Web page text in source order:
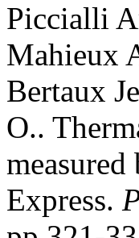
Piccialli
Mahieux
Bertaux
O..
Express.